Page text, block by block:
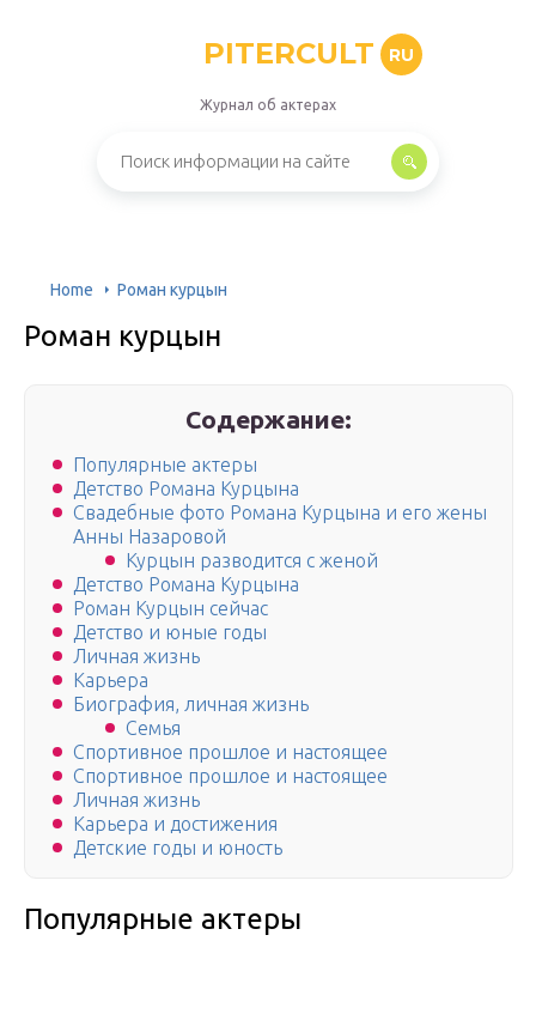
PITERCULT RU
Журнал об актерах
Home Роман курцын
Роман курцын
Содержание:
Популярные актеры
Детство Романа Курцына
Свадебные фото Романа Курцына и его жены
Анны Назаровой
Курцын разводится с женой
Детство Романа Курцына
Роман Курцын сейчас
Детство и юные годы
Личная жизнь
Карьера
Биография, личная жизнь
Семья
Спортивное прошлое и настоящее
Спортивное прошлое и настоящее
Личная жизнь
Карьера и достижения
Детские годы и юность
Популярные актеры